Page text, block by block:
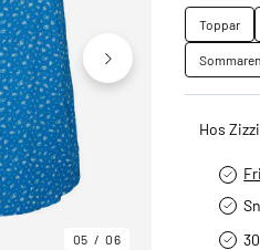
05 06
Toppar
Hos